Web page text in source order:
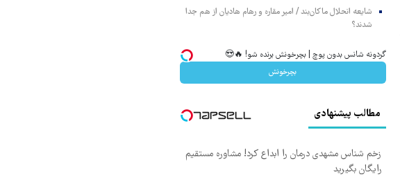
شایعه انحلال ماکان‌بند / امیر مقاره و رهام هادیان از هم جدا
شدند؟
گردونه شانس بدون پوچ | بچرخونش برنده شو! 🔥😍
بچرخونش
مطالب پیشنهادی
زخم شناس مشهدی درمان را ابداع کرد! مشاوره مستقیم
رایگان بگیرید